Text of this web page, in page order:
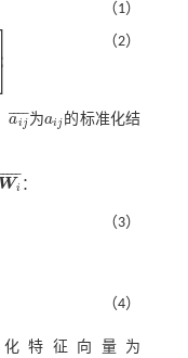
（1）
⎥ （2）
ai j
¯ ¯
¯¯
aij¯为ai j
aij 的标准化结
i
¯
¯¯¯
i¯ ：
（3）
（4）
特征向量为